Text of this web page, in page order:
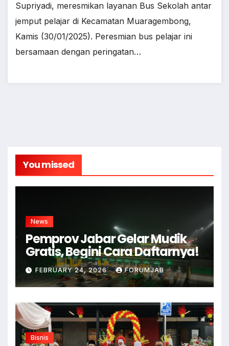
Supriyadi, meresmikan layanan Bus Sekolah antar
jemput pelajar di Kecamatan Muaragembong,
Kamis (30/01/2025). Peresmian bus pelajar ini
bersamaan dengan peringatan…
You missed
News
Pemprov Jabar Gelar Mudik
Gratis, Begini Cara Daftarnya!
FEBRUARY 24, 2026 FORUMJAB
Bisnis